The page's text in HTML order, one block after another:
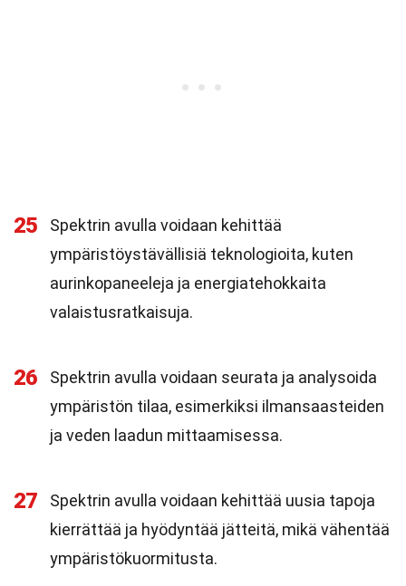
25
Spektrin avulla voidaan kehittää
ympäristöystävällisiä teknologioita, kuten
aurinkopaneeleja ja energiatehokkaita
valaistusratkaisuja.
26
Spektrin avulla voidaan seurata ja analysoida
ympäristön tilaa, esimerkiksi ilmansaasteiden
ja veden laadun mittaamisessa.
27
Spektrin avulla voidaan kehittää uusia tapoja
kierrättää ja hyödyntää jätteitä, mikä vähentää
ympäristökuormitusta.